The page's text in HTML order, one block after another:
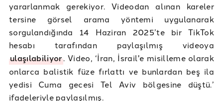
yararlanmak gerekiyor. Videodan alınan kareler
tersine görsel arama yöntemi uygulanarak
sorgulandığında 14 Haziran 2025’te bir TikTok
hesabı tarafından paylaşılmış videoya
ulaşılabiliyor. Video, ‘İran, İsrail'e misilleme olarak
onlarca balistik füze fırlattı ve bunlardan beş ila
yedisi Cuma gecesi Tel Aviv bölgesine düştü.’
ifadeleriyle paylaşılmış.